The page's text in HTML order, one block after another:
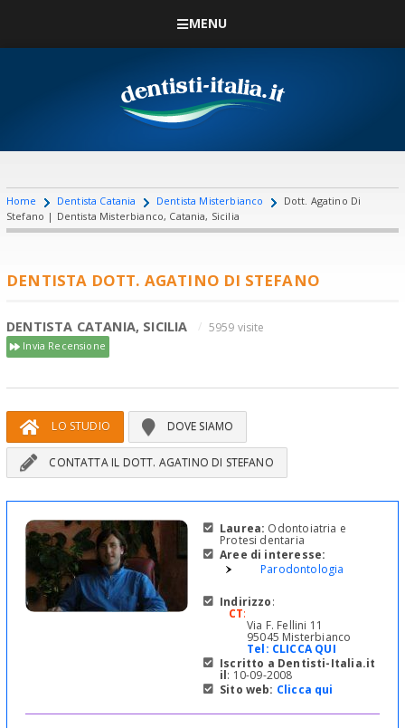
MENU
Home Dentista Catania Dentista Misterbianco
Dott. Agatino Di
Stefano | Dentista Misterbianco, Catania, Sicilia
DENTISTA DOTT. AGATINO DI STEFANO
DENTISTA CATANIA, SICILIA 5959 visite
Invia Recensione
LO STUDIO DOVE SIAMO
CONTATTA IL DOTT. AGATINO DI STEFANO
Laurea: Odontoiatria e
Protesi dentaria
Aree di interesse:
Parodontologia
Indirizzo:
CT:
Via F. Fellini 11
95045 Misterbianco
Tel: CLICCA QUI
Iscritto a Dentisti-Italia.it
il: 10-09-2008
Sito web: Clicca qui